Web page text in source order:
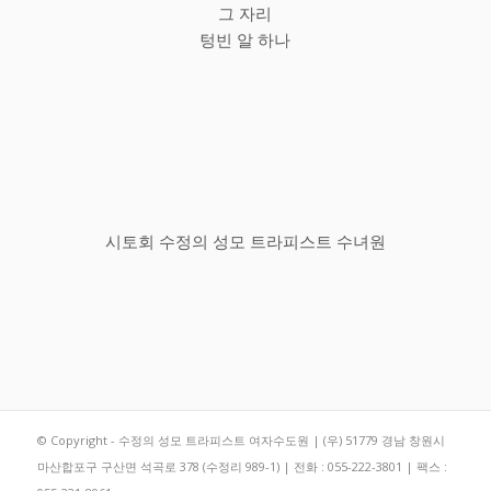
그 자리
텅빈 알 하나
시토회 수정의 성모 트라피스트 수녀원
© Copyright - 수정의 성모 트라피스트 여자수도원 | (우) 51779 경남 창원시
마산합포구 구산면 석곡로 378 (수정리 989-1) | 전화 : 055-222-3801 | 팩스 :